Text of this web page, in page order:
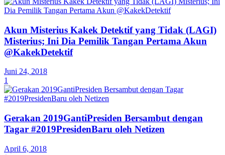
Akun Misterius Kakek Detektif yang Tidak (LAGI)
Misterius; Ini Dia Pemilik Tangan Pertama Akun
@KakekDetektif
Juni 24, 2018
1
Gerakan 2019GantiPresiden Bersambut dengan
Tagar #2019PresidenBaru oleh Netizen
April 6, 2018